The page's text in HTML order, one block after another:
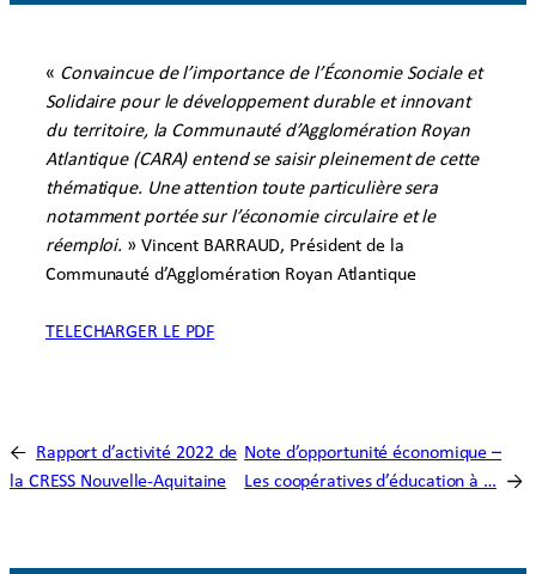
« Convaincue de l’importance de l’Économie Sociale et
Solidaire pour le développement durable et innovant
du territoire, la Communauté d’Agglomération Royan
Atlantique (CARA) entend se saisir pleinement de cette
thématique. Une attention toute particulière sera
notamment portée sur l’économie circulaire et le
réemploi. » Vincent BARRAUD, Président de la
Communauté d’Agglomération Royan Atlantique
TELECHARGER LE PDF
←
Rapport d’activité 2022 de
la CRESS Nouvelle-Aquitaine
Note d’opportunité économique –
Les coopératives d’éducation à …
→